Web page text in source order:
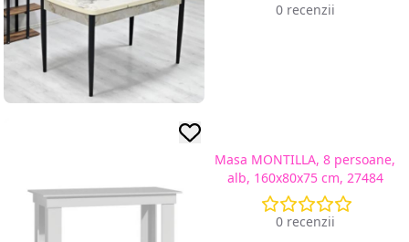
0 recenzii
Masa MONTILLA, 8 persoane,
alb, 160x80x75 cm, 27484
0 recenzii